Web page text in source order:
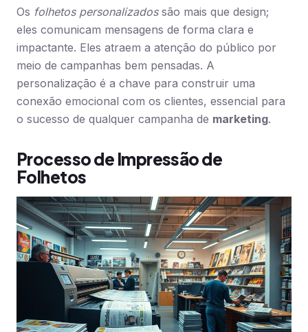
Os folhetos personalizadossão mais que design;
eles comunicam mensagens de forma clara e
impactante. Eles atraem a atenção do público por
meio de campanhas bem pensadas. A
personalização é a chave para construir uma
conexão emocional com os clientes, essencial para
o sucesso de qualquer campanha de marketing.
Processo de Impressão de
Folhetos